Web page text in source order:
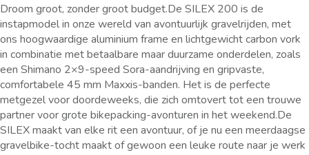
Droom groot, zonder groot budget.De SILEX 200 is de
instapmodel in onze wereld van avontuurlijk gravelrijden, met
ons hoogwaardige aluminium frame en lichtgewicht carbon vork
in combinatie met betaalbare maar duurzame onderdelen, zoals
een Shimano 2×9-speed Sora-aandrijving en gripvaste,
comfortabele 45 mm Maxxis-banden. Het is de perfecte
metgezel voor doordeweeks, die zich omtovert tot een trouwe
partner voor grote bikepacking-avonturen in het weekend.De
SILEX maakt van elke rit een avontuur, of je nu een meerdaagse
gravelbike-tocht maakt of gewoon een leuke route naar je werk